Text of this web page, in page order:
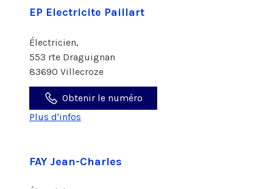
EP Electricite Paillart
Électricien,
553 rte Draguignan
83690 Villecroze
Obtenir le numéro
Plus d'infos
FAY Jean-Charles